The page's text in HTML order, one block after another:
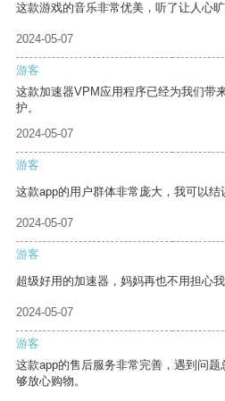
这款游戏的音乐非常优美，听了让人心旷
2024-05-07
游客
这款加速器VPM应用程序已经为我们带
护。
2024-05-07
游客
这款app的用户群体非常庞大，我可以结
2024-05-07
游客
超级好用的加速器，妈妈再也不用担心我
2024-05-07
游客
这款app的售后服务非常完善，遇到问
够放心购物。